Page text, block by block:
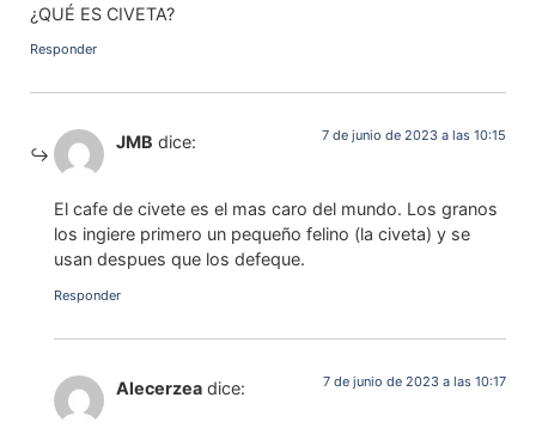
¿QUÉ ES CIVETA?
Responder
JMB dice: 7 de junio de 2023 a las 10:15
El cafe de civete es el mas caro del mundo. Los granos
los ingiere primero un pequeño felino (la civeta) y se
usan despues que los defeque.
Responder
Alecerzea dice: 7 de junio de 2023 a las 10:17